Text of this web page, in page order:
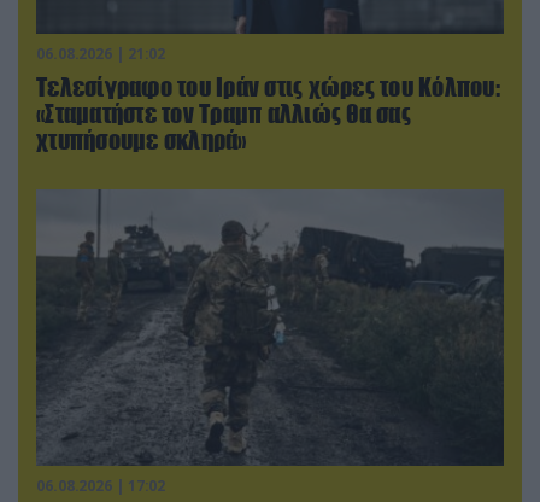
06.08.2026 | 21:02
Τελεσίγραφο του Ιράν στις χώρες του Κόλπου:
«Σταματήστε τον Τραμπ αλλιώς θα σας
χτυπήσουμε σκληρά»
06.08.2026 | 17:02